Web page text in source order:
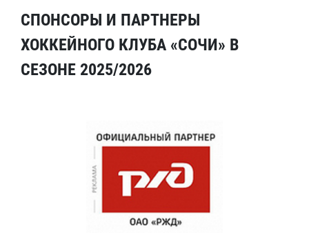
СПОНСОРЫ И ПАРТНЕРЫ
ХОККЕЙНОГО КЛУБА «СОЧИ» В
СЕЗОНЕ 2025/2026